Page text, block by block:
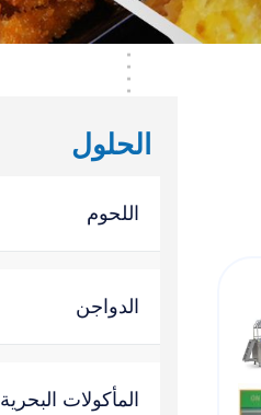
الحلول
اللحوم
الدواجن
المأكولات البحرية